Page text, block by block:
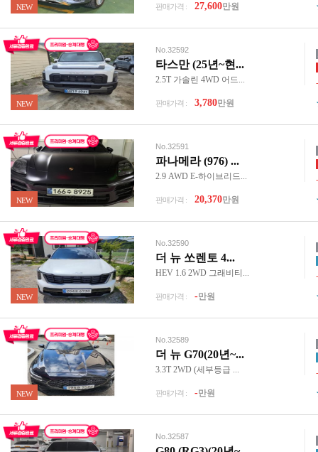
NEW 판매가격 : 27,600만원
NEW
No.32592
타스만 (25년~현...
2.5T 가솔린 4WD 어드... -
판매가격 : 3,780만원
NEW
No.32591
파나메라 (976) ...
2.9 AWD E-하이브리드... -
판매가격 : 20,370만원
NEW
No.32590
더 뉴 쏘렌토 4...
HEV 1.6 2WD 그래비티... -
판매가격 : -만원
NEW
No.32589
더 뉴 G70(20년~...
3.3T 2WD (세부등급 ... -
판매가격 : -만원
No.32587